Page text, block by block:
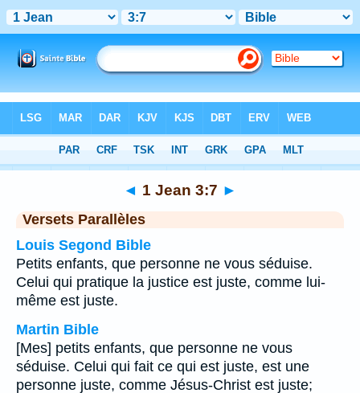
Chapitre 3> Verset 7
◄ 1 Jean 3:7 ►
Versets Parallèles
Louis Segond Bible
Petits enfants, que personne ne vous séduise.
Celui qui pratique la justice est juste, comme lui-
même est juste.
Martin Bible
[Mes] petits enfants, que personne ne vous
séduise. Celui qui fait ce qui est juste, est une
personne juste, comme Jésus-Christ est juste;